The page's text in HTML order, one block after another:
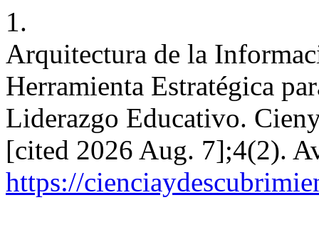
1.
Arquitectura de la
Herramienta Estratégica
Liderazgo Educativo.
[cited 2026 Aug. 7];4(2).
https://